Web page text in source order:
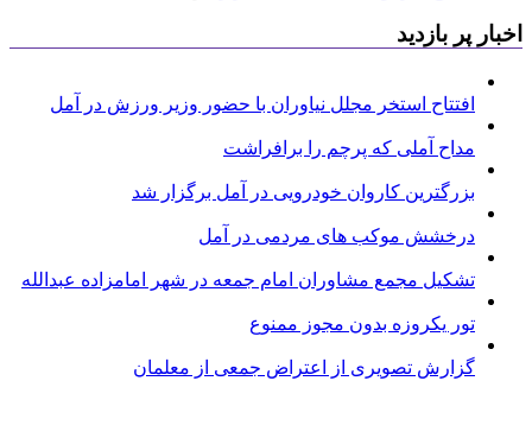
اخبار پر بازدید
افتتاح استخر مجلل نیاوران با حضور وزیر ورزش در آمل
مداح آملی که پرچم را برافراشت
بزرگترین کاروان خودرویی در آمل برگزار شد
درخشش موکب های مردمی در آمل
تشکیل مجمع مشاوران امام جمعه در شهر امامزاده عبدالله
تور یکروزه بدون مجوز ممنوع
گزارش تصویری از اعتراض جمعی از معلمان